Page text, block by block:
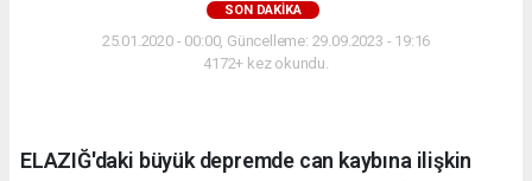
SON DAKIKA
25.01.2020 - 00:00, Güncelleme: 29.09.2023 - 19:16
4172+ kez okundu.
ELAZIĞ'daki büyük depremde can kaybına ilişkin